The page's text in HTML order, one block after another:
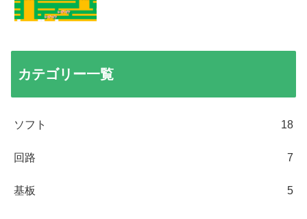
カテゴリー一覧
ソフト 18
回路 7
基板 5